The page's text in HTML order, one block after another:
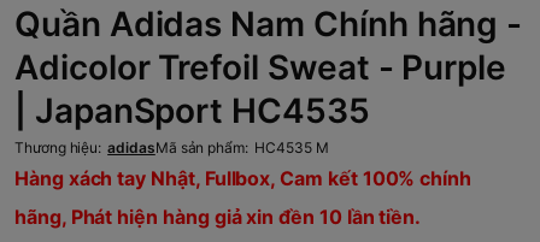
Quần Adidas Nam Chính hãng -
Adicolor Trefoil Sweat - Purple
| JapanSport HC4535
Thương hiệu: adidasMã sản phẩm: HC4535 M
Hàng xách tay Nhật, Fullbox, Cam kết 100% chính
hãng, Phát hiện hàng giả xin đền 10 lần tiền.